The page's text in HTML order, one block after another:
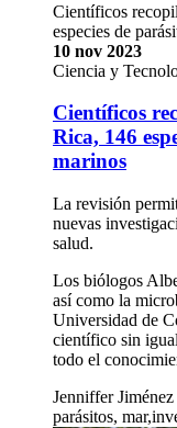
Científicos
especies de
10 nov 2023
Ciencia y
Científicos
Rica, 146
marinos
La revisión
nuevas
salud.
Los biólogos
así como la
Universidad de
científico sin
todo el
Jenniffer
parásitos,